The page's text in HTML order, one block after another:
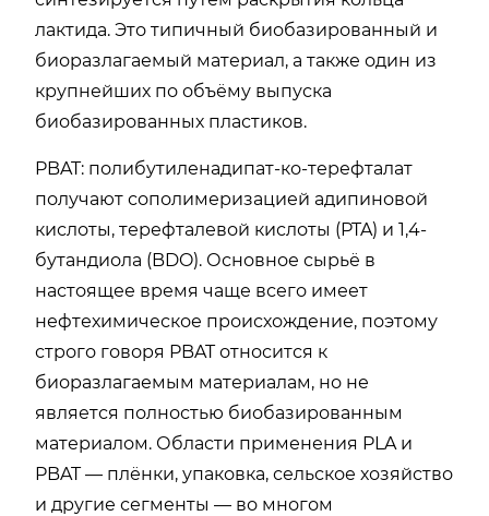
лактида. Это типичный биобазированный и
биоразлагаемый материал, а также один из
крупнейших по объёму выпуска
биобазированных пластиков.
PBAT: полибутиленадипат-ко-терефталат
получают сополимеризацией адипиновой
кислоты, терефталевой кислоты (PTA) и 1,4-
бутандиола (BDO). Основное сырьё в
настоящее время чаще всего имеет
нефтехимическое происхождение, поэтому
строго говоря PBAT относится к
биоразлагаемым материалам, но не
является полностью биобазированным
материалом. Области применения PLA и
PBAT — плёнки, упаковка, сельское хозяйство
и другие сегменты — во многом